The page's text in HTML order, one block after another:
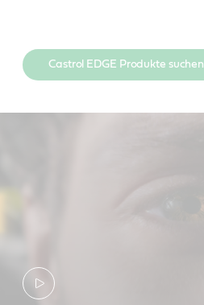
Castrol EDGE Produkte suchen